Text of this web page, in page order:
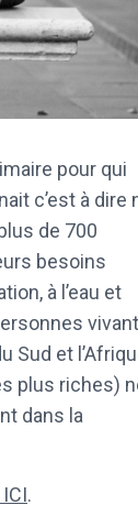
pour qui
c’est à dire
de 700
besoins
à l’eau et
vivant
Sud et
plus riches)
dans la
ICI.